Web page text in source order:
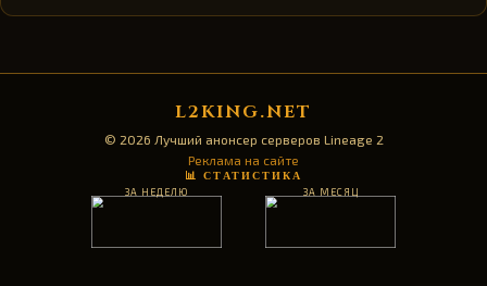
L2KING.NET
© 2026 Лучший анонсер серверов Lineage 2
Реклама на сайте
📊 СТАТИСТИКА
ЗА НЕДЕЛЮ ЗА МЕСЯЦ